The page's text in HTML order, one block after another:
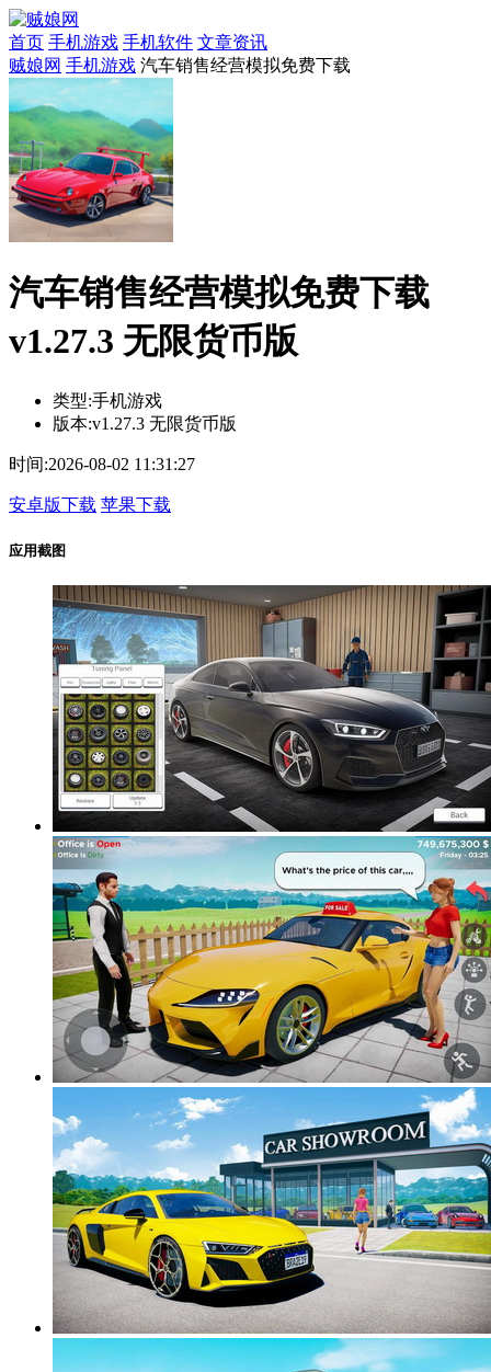
首页 手机游戏 手机软件 文章资讯
贼娘网 手机游戏 汽车销售经营模拟免费下载
汽车销售经营模拟免费下载
v1.27.3 无限货币版
类型:手机游戏
版本:v1.27.3 无限货币版
时间:2026-08-02 11:31:27
安卓版下载 苹果下载
应用截图